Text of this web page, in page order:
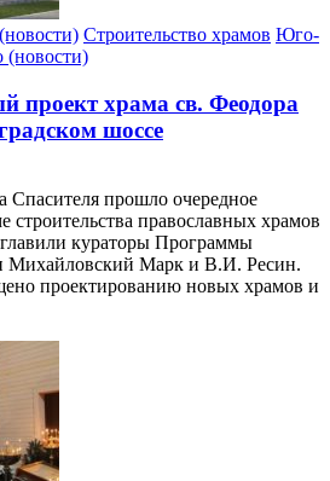
Строительство храмов Юго-
(новости)
проект храма св. Феодора
шоссе
Спасителя прошло очередное
православных храмов
кураторы Программы
Михайловский Марк и В.И. Ресин.
проектированию новых храмов и